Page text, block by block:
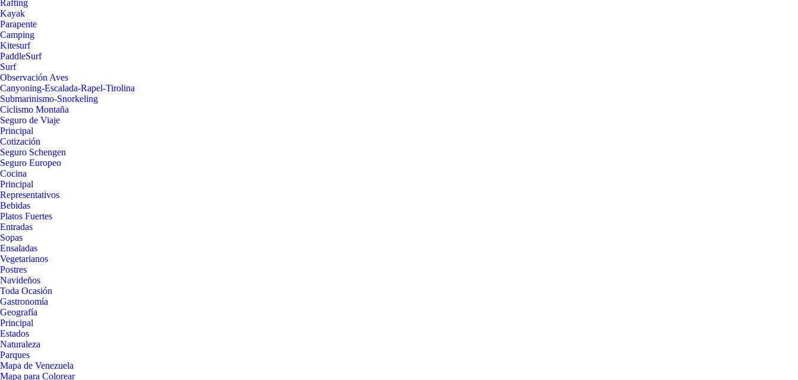
Rafting
Kayak
Parapente
Camping
Kitesurf
PaddleSurf
Surf
Observación Aves
Canyoning-Escalada-Rapel-Tirolina
Submarinismo-Snorkeling
Ciclismo Montaña
Seguro de Viaje
Principal
Cotización
Seguro Schengen
Seguro Europeo
Cocina
Principal
Representativos
Bebidas
Platos Fuertes
Entradas
Sopas
Ensaladas
Vegetarianos
Postres
Navideños
Toda Ocasión
Gastronomía
Geografía
Principal
Estados
Naturaleza
Parques
Mapa de Venezuela
Mapa para Colorear